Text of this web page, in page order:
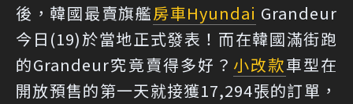
後，韓國最賣旗艦房車Hyundai Grandeur
今日(19)於當地正式發表！而在韓國滿街跑
的Grandeur究竟賣得多好？ 小改款車型在
開放預售的第一天就接獲17,294張的訂單，